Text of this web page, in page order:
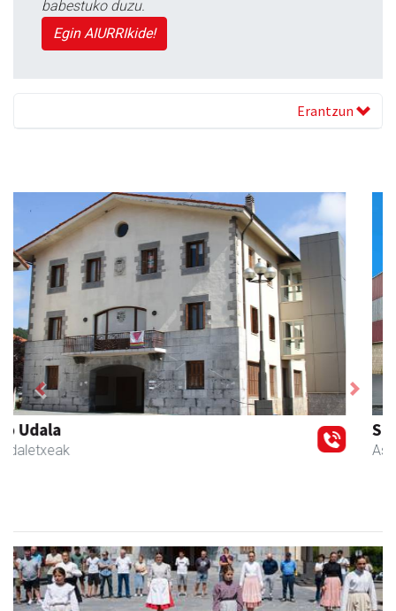
babestuko duzu.
Egin AIURRIkide!
Erantzun
Skinter ontziratzeak
Asteasu - Ontziratzeak
Previous Next